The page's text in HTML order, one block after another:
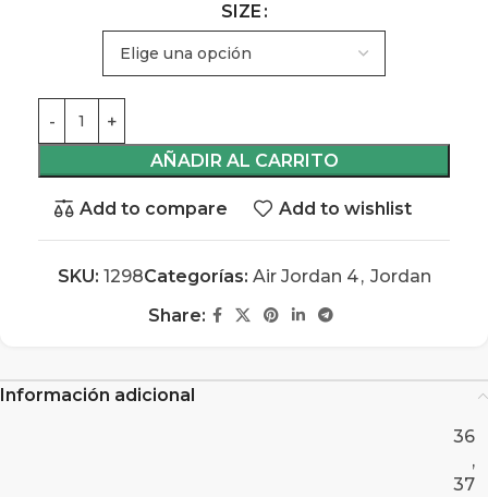
SIZE
AÑADIR AL CARRITO
Add to compare Add to wishlist
SKU: 1298Categorías: Air Jordan 4, Jordan
Share:
Información adicional
36
,
37